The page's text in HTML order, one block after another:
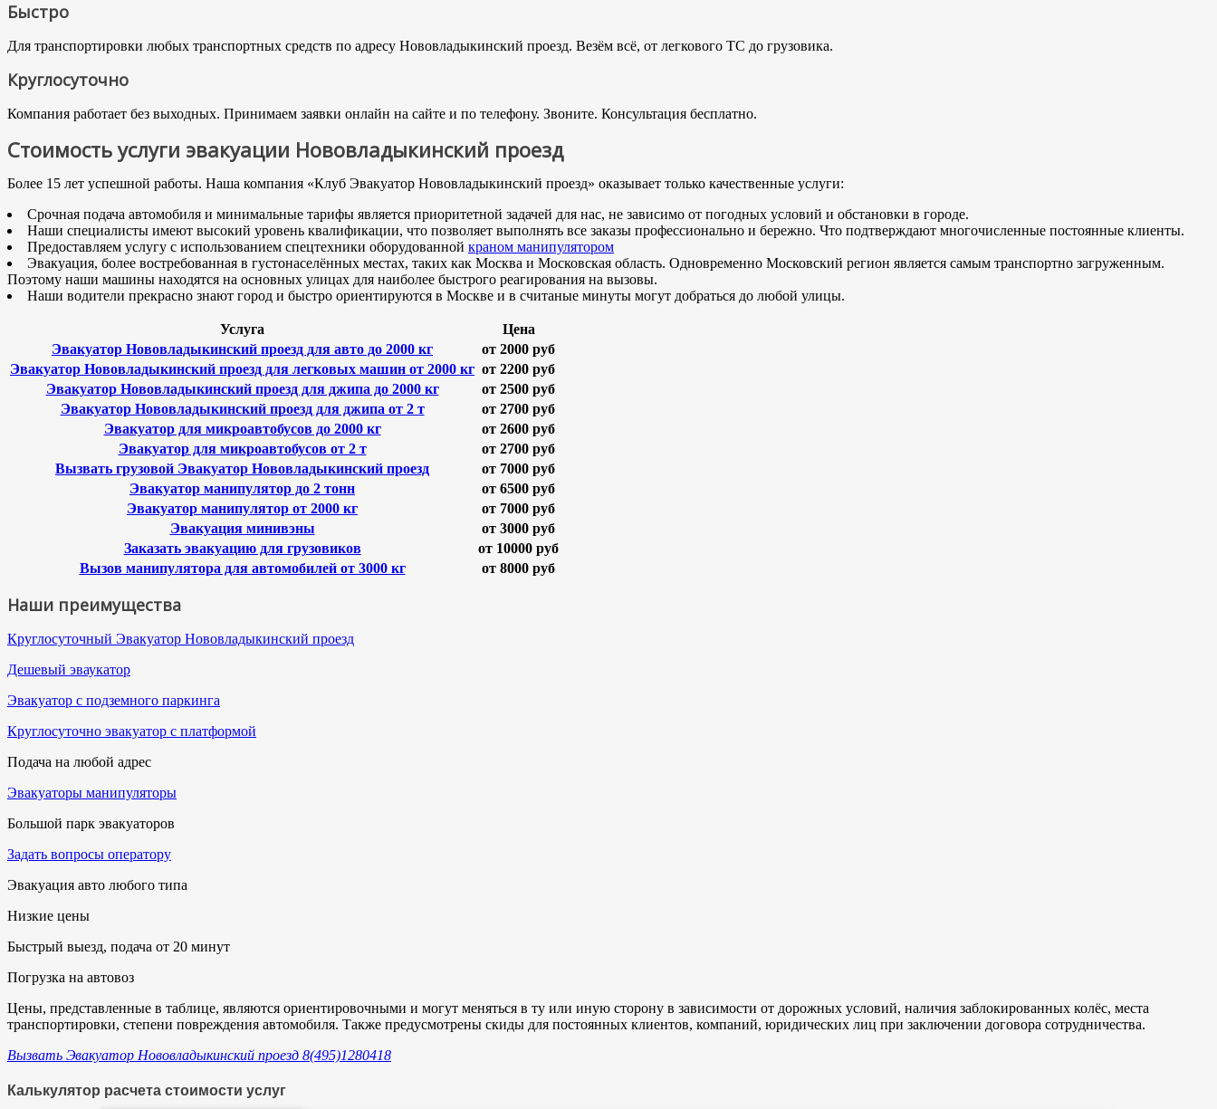
Быстро
Для транспортировки любых транспортных средств по адресу Нововладыкинский проезд. Везём всё, от легкового ТС до грузовика.
Круглосуточно
Компания работает без выходных. Принимаем заявки онлайн на сайте и по телефону. Звоните. Консультация бесплатно.
Стоимость услуги эвакуации Нововладыкинский проезд
Более 15 лет успешной работы. Наша компания «Клуб Эвакуатор Нововладыкинский проезд» оказывает только качественные услуги:
Срочная подача автомобиля и минимальные тарифы является приоритетной задачей для нас, не зависимо от погодных условий и обстановки в городе.
Наши специалисты имеют высокий уровень квалификации, что позволяет выполнять все заказы профессионально и бережно. Что подтверждают многочисленные постоянные клиенты.
Предоставляем услугу с использованием спецтехники оборудованной краном манипулятором
Эвакуация, более востребованная в густонаселённых местах, таких как Москва и Московская область. Одновременно Московский регион является самым транспортно загруженным.
Поэтому наши машины находятся на основных улицах для наиболее быстрого реагирования на вызовы.
Наши водители прекрасно знают город и быстро ориентируются в Москве и в считаные минуты могут добраться до любой улицы.
Услуга
Цена
Эвакуатор Нововладыкинский проезд для авто до 2000 кг
от 2000 руб
Эвакуатор Нововладыкинский проезд для легковых машин от 2000 кг от 2200 руб
Эвакуатор Нововладыкинский проезд для джипа до 2000 кг
от 2500 руб
Эвакуатор Нововладыкинский проезд для джипа от 2 т
от 2700 руб
Эвакуатор для микроавтобусов до 2000 кг
от 2600 руб
Эвакуатор для микроавтобусов от 2 т
от 2700 руб
Вызвать грузовой Эвакуатор Нововладыкинский проезд
от 7000 руб
Эвакуатор манипулятор до 2 тонн
от 6500 руб
Эвакуатор манипулятор от 2000 кг
от 7000 руб
Эвакуация минивэны
от 3000 руб
Заказать эвакуацию для грузовиков
от 10000 руб
Вызов манипулятора для автомобилей от 3000 кг
от 8000 руб
Наши преимущества
Круглосуточный Эвакуатор Нововладыкинский проезд
Дешевый эваукатор
Эвакуатор с подземного паркинга
Круглосуточно эвакуатор с платформой
Подача на любой адрес
Эвакуаторы манипуляторы
Большой парк эвакуаторов
Задать вопросы оператору
Эвакуация авто любого типа
Низкие цены
Быстрый выезд, подача от 20 минут
Погрузка на автовоз
Цены, представленные в таблице, являются ориентировочными и могут меняться в ту или иную сторону в зависимости от дорожных условий, наличия заблокированных колёс, места
транспортировки, степени повреждения автомобиля. Также предусмотрены скиды для постоянных клиентов, компаний, юридических лиц при заключении договора сотрудничества.
Вызвать Эвакуатор Нововладыкинский проезд 8(495)1280418
Калькулятор расчета стоимости услуг